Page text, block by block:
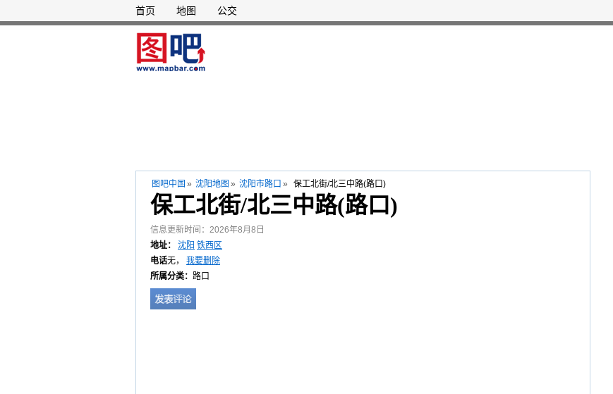
图吧中国 » 沈阳地图 » 沈阳市路口 » 保工北街/北三中路(路口)
保工北街/北三中路(路口)
信息更新时间：2026年8月8日
地址：
沈阳 铁西区
电话无， 我要删除
所属分类： 路口
首页 地图 公交